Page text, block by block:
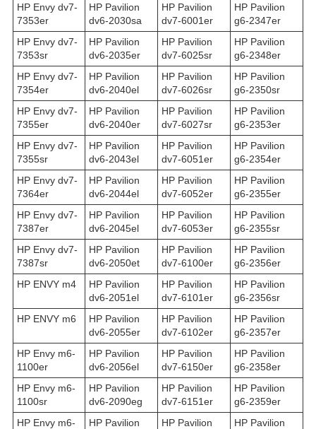
HP Envy dv7-
7353er
HP Pavilion
dv6-2030sa
HP Pavilion
dv7-6001er
HP Pavilion
g6-2347er
HP Envy dv7-
7353sr
HP Pavilion
dv6-2035er
HP Pavilion
dv7-6025sr
HP Pavilion
g6-2348er
HP Envy dv7-
7354er
HP Pavilion
dv6-2040el
HP Pavilion
dv7-6026sr
HP Pavilion
g6-2350sr
HP Envy dv7-
7355er
HP Pavilion
dv6-2040er
HP Pavilion
dv7-6027sr
HP Pavilion
g6-2353er
HP Envy dv7-
7355sr
HP Pavilion
dv6-2043el
HP Pavilion
dv7-6051er
HP Pavilion
g6-2354er
HP Envy dv7-
7364er
HP Pavilion
dv6-2044el
HP Pavilion
dv7-6052er
HP Pavilion
g6-2355er
HP Envy dv7-
7387er
HP Pavilion
dv6-2045el
HP Pavilion
dv7-6053er
HP Pavilion
g6-2355sr
HP Envy dv7-
7387sr
HP Pavilion
dv6-2050et
HP Pavilion
dv7-6100er
HP Pavilion
g6-2356er
HP ENVY m4
HP Pavilion
dv6-2051el
HP Pavilion
dv7-6101er
HP Pavilion
g6-2356sr
HP ENVY m6
HP Pavilion
dv6-2055er
HP Pavilion
dv7-6102er
HP Pavilion
g6-2357er
HP Envy m6-
1100er
HP Pavilion
dv6-2056el
HP Pavilion
dv7-6150er
HP Pavilion
g6-2358er
HP Envy m6-
1100sr
HP Pavilion
dv6-2090eg
HP Pavilion
dv7-6151er
HP Pavilion
g6-2359er
HP Envy m6-
HP Pavilion
HP Pavilion
HP Pavilion